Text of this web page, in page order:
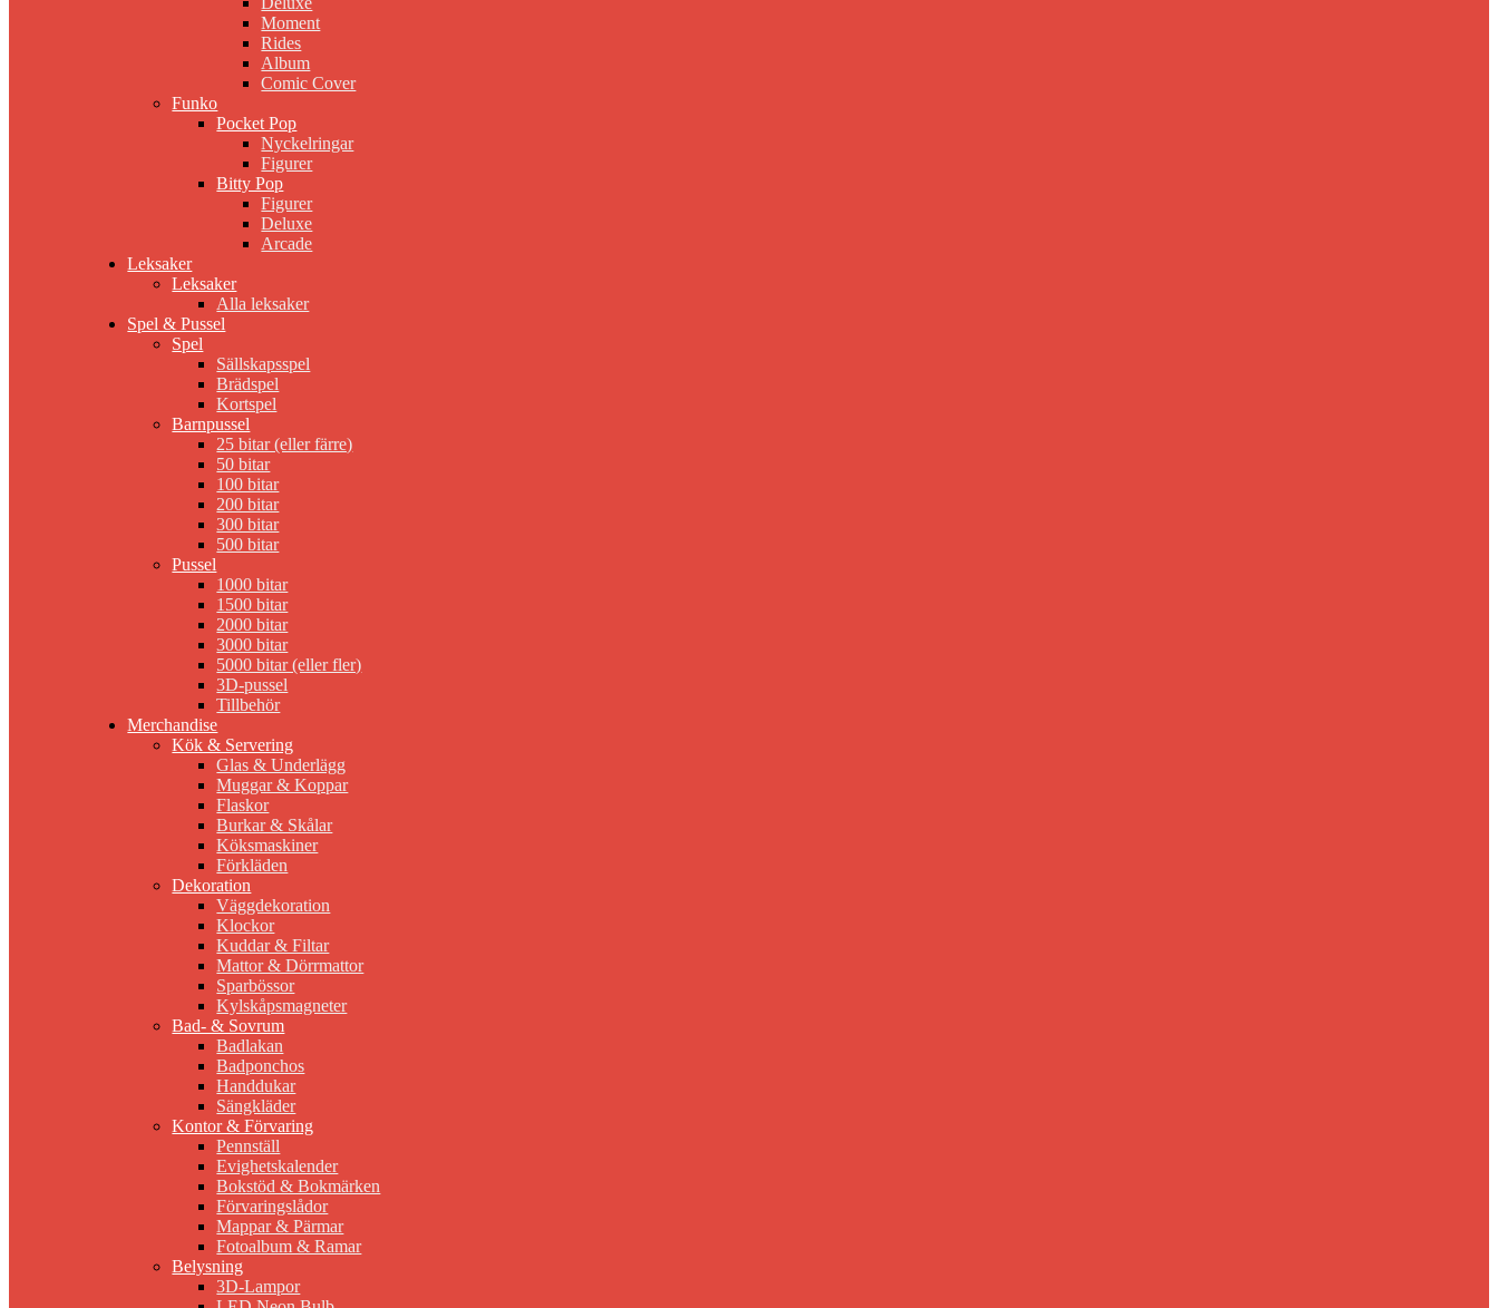
Moment
Rides
Album
Comic Cover
Funko
Pocket Pop
Nyckelringar
Figurer
Bitty Pop
Figurer
Deluxe
Arcade
Leksaker
Leksaker
Alla leksaker
Spel & Pussel
Spel
Sällskapsspel
Brädspel
Kortspel
Barnpussel
25 bitar (eller färre)
50 bitar
100 bitar
200 bitar
300 bitar
500 bitar
Pussel
1000 bitar
1500 bitar
2000 bitar
3000 bitar
5000 bitar (eller fler)
3D-pussel
Tillbehör
Merchandise
Kök & Servering
Glas & Underlägg
Muggar & Koppar
Flaskor
Burkar & Skålar
Köksmaskiner
Förkläden
Dekoration
Väggdekoration
Klockor
Kuddar & Filtar
Mattor & Dörrmattor
Sparbössor
Kylskåpsmagneter
Bad- & Sovrum
Badlakan
Badponchos
Handdukar
Sängkläder
Kontor & Förvaring
Pennställ
Evighetskalender
Bokstöd & Bokmärken
Förvaringslådor
Mappar & Pärmar
Fotoalbum & Ramar
Belysning
3D-Lampor